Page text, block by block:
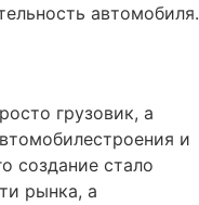
автомобиля.
грузовик, а
и
создание стало
рынка, а